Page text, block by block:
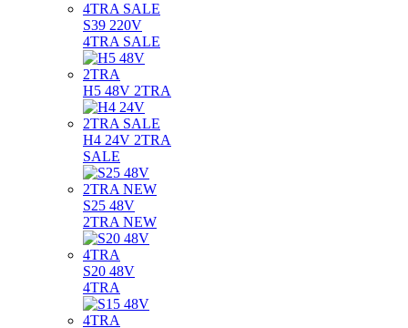
S39 220V
4TRA SALE
H5 48V 2TRA
H4 24V 2TRA
SALE
S25 48V
2TRA NEW
S20 48V
4TRA